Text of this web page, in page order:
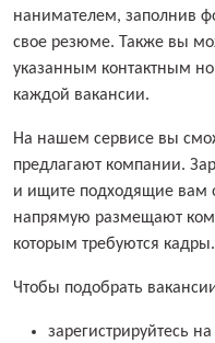
нанимателем, заполнив
свое резюме. Также вы
указанным контактным
каждой вакансии.
На нашем сервисе вы
предлагают компании.
и ищите подходящие вам
напрямую размещают
которым требуются кадры.
Чтобы подобрать
зарегистрируйтесь